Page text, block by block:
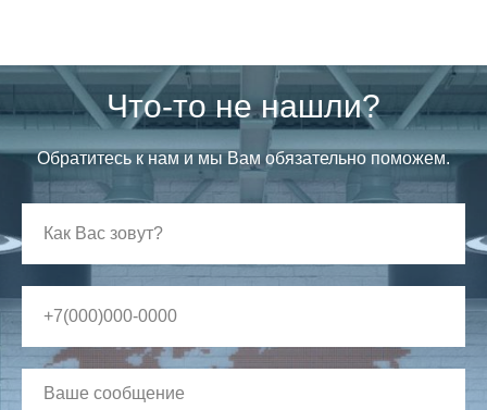
Что-то не нашли?
Обратитесь к нам и мы Вам обязательно поможем.